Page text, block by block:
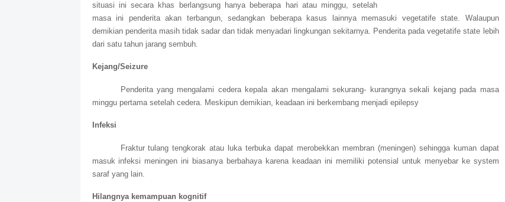
situasi ini secara khas berlangsung hanya beberapa hari atau minggu, setelah
masa ini penderita akan terbangun, sedangkan beberapa kasus lainnya memasuki vegetatife state. Walaupun
demikian penderita masih tidak sadar dan tidak menyadari lingkungan sekitarnya. Penderita pada vegetatife state lebih
dari satu tahun jarang sembuh.
Kejang/Seizure
Penderita yang mengalami cedera kepala akan mengalami sekurang- kurangnya sekali kejang pada masa
minggu pertama setelah cedera. Meskipun demikian, keadaan ini berkembang menjadi epilepsy
Infeksi
Fraktur tulang tengkorak atau luka terbuka dapat merobekkan membran (meningen) sehingga kuman dapat
masuk infeksi meningen ini biasanya berbahaya karena keadaan ini memiliki potensial untuk menyebar ke system
saraf yang lain.
Hilangnya kemampuan kognitif